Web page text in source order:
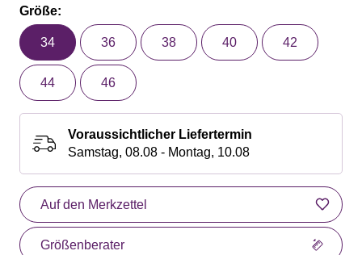
Größe:
34 36 38 40 42
44 46
Voraussichtlicher Liefertermin
Samstag, 08.08 - Montag, 10.08
Auf den Merkzettel
Größenberater